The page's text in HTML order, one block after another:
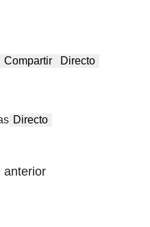
Compartir Directo
Directo
anterior